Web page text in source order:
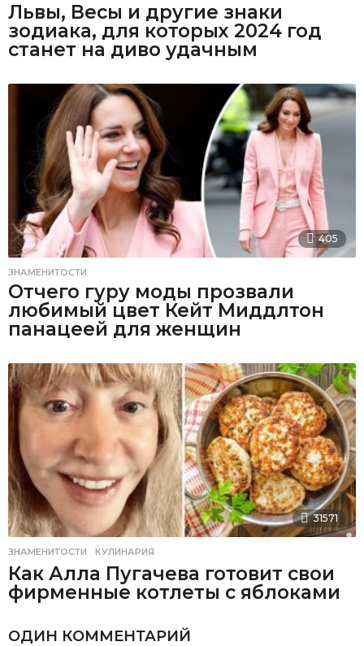
Львы, Весы и другие знаки
зодиака, для которых 2024 год
станет на диво удачным
405
ЗНАМЕНИТОСТИ
Отчего гуру моды прозвали
любимый цвет Кейт Миддлтон
панацеей для женщин
31571
ЗНАМЕНИТОСТИ ,КУЛИНАРИЯ
Как Алла Пугачева готовит свои
фирменные котлеты с яблоками
ОДИН КОММЕНТАРИЙ